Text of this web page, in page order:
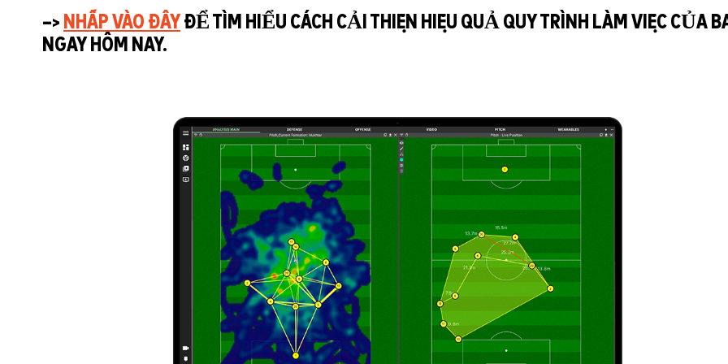
–> NHẤP VÀO ĐÂY ĐỂ TÌM HIỂU CÁCH CẢI THIỆN HIỆU QUẢ QUY TRÌNH LÀM VIỆC CỦA
NGAY HÔM NAY.